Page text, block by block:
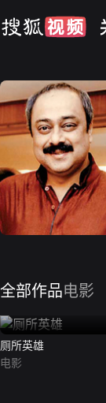
全部作品电影
厕所英雄
电影